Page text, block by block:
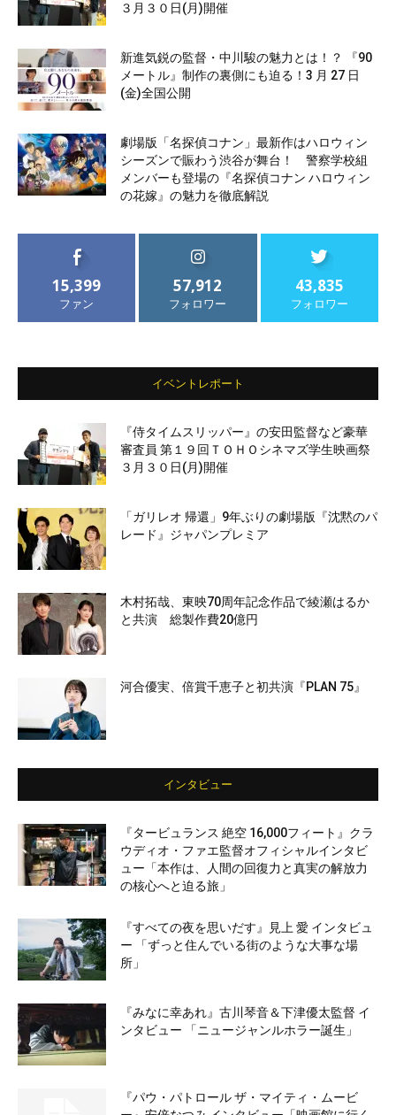
３月３０日(月)開催
新進気鋭の監督・中川駿の魅力とは！？ 『90
メートル』制作の裏側にも迫る！3 月 27 日
(金)全国公開
劇場版「名探偵コナン」最新作はハロウィン
シーズンで賑わう渋谷が舞台！ 警察学校組
メンバーも登場の『名探偵コナン ハロウィン
の花嫁』の魅力を徹底解説
15,399
ファン
57,912
フォロワー
43,835
フォロワー
イベントレポート
『侍タイムスリッパー』の安田監督など豪華
審査員 第１９回ＴＯＨＯシネマズ学生映画祭
３月３０日(月)開催
「ガリレオ 帰還」9年ぶりの劇場版『沈黙のパ
レード』ジャパンプレミア
木村拓哉、東映70周年記念作品で綾瀬はるか
と共演 総製作費20億円
河合優実、倍賞千恵子と初共演『PLAN 75』
インタビュー
『タービュランス 絶空 16,000フィート』クラ
ウディオ・ファエ監督オフィシャルインタビ
ュー「本作は、人間の回復力と真実の解放力
の核心へと迫る旅」
『すべての夜を思いだす』見上 愛 インタビュ
ー 「ずっと住んでいる街のような大事な場
所」
『みなに幸あれ』古川琴音＆下津優太監督 イ
ンタビュー 「ニュージャンルホラー誕生」
『パウ・パトロール ザ・マイティ・ムービ